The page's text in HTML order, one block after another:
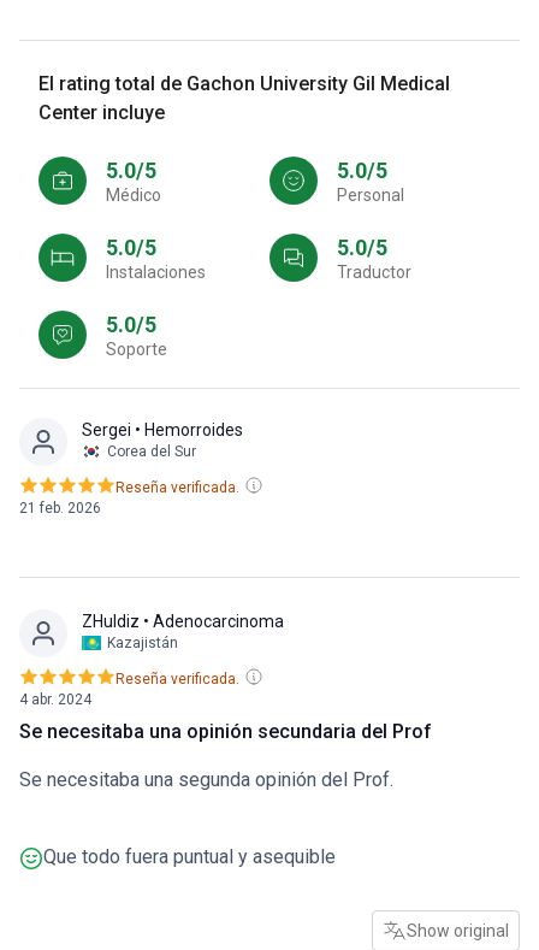
El rating total de Gachon University Gil Medical
Center incluye
5.0/5
Médico
5.0/5
personal
5.0/5
Instalaciones
5.0/5
Traductor
5.0/5
Soporte
Sergei • Hemorroides
Corea del Sur
21 feb. 2026
Reseña verificada.
ZHuldiz • Adenocarcinoma
Kazajistán
4 abr. 2024
Reseña verificada.
Se necesitaba una opinión secundaria del Prof
Se necesitaba una segunda opinión del Prof.
Que todo fuera puntual y asequible
Show original